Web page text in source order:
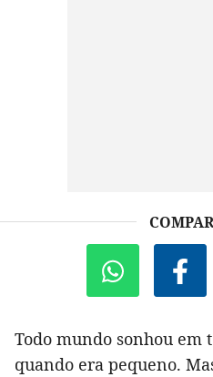
Todo mundo sonhou
quando era pequeno.